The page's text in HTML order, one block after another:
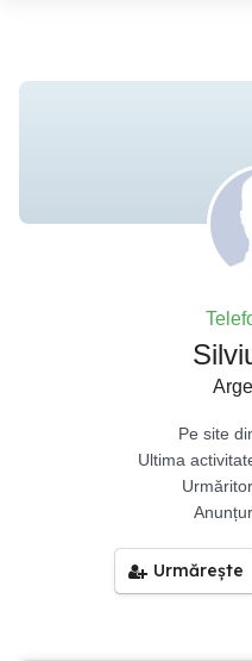
Pe site
Ultima
Urmărește